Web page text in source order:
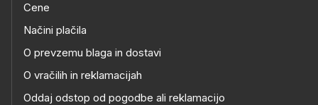
Cene
Načini plačila
O prevzemu blaga in dostavi
O vračilih in reklamacijah
Oddaj odstop od pogodbe ali reklamacijo